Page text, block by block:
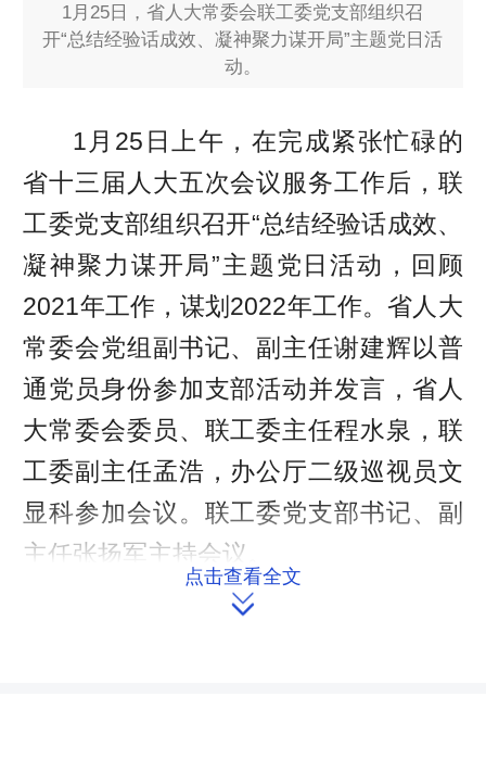
1月25日，省人大常委会联工委党支部组织召
开“总结经验话成效、凝神聚力谋开局”主题党日活
动。
1月25日上午，在完成紧张忙碌的
省十三届人大五次会议服务工作后，联
工委党支部组织召开“总结经验话成效、
凝神聚力谋开局”主题党日活动，回顾
2021年工作，谋划2022年工作。省人大
常委会党组副书记、副主任谢建辉以普
通党员身份参加支部活动并发言，省人
大常委会委员、联工委主任程水泉，联
工委副主任孟浩，办公厅二级巡视员文
显科参加会议。联工委党支部书记、副
主任张扬军主持会议。
支部活动的“第一议题”是学习习近
点击查看全文
